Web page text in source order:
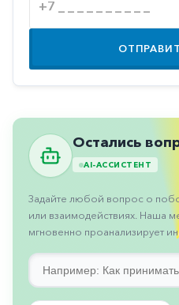
Противоопухолевые
Противоэпилептические
Прочее
Пульмонология
Сердечные
Сосудистые
Остались
AI-АССИСТЕНТ
Задайте любой вопрос о
или взаимодействиях. Наша
мгновенно проанализирует